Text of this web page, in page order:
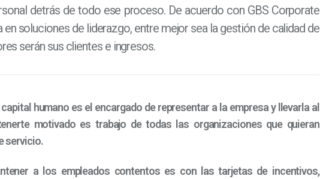
detrás de todo ese proceso. De acuerdo con GBS Corporate
en soluciones de liderazgo, entre mejor sea la gestión de calidad de
serán sus clientes e ingresos.
humano es el encargado de representar a la empresa y llevarla al
motivado es trabajo de todas las organizaciones que quieran
servicio.
a los empleados contentos es con las tarjetas de incentivos,